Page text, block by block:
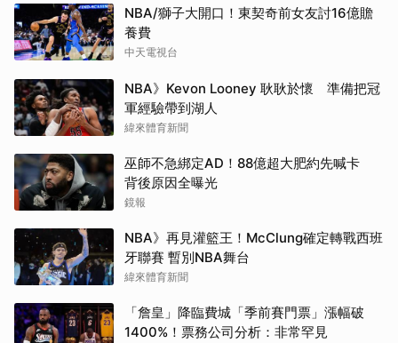
NBA/獅子大開口！東契奇前女友討16億贍
養費
中天電視台
NBA》Kevon Looney 耿耿於懷 準備把冠
軍經驗帶到湖人
緯來體育新聞
巫師不急綁定AD！88億超大肥約先喊卡
背後原因全曝光
鏡報
NBA》再見灌籃王！McClung確定轉戰西班
牙聯賽 暫別NBA舞台
緯來體育新聞
「詹皇」降臨費城「季前賽門票」漲幅破
1400%！票務公司分析：非常罕見